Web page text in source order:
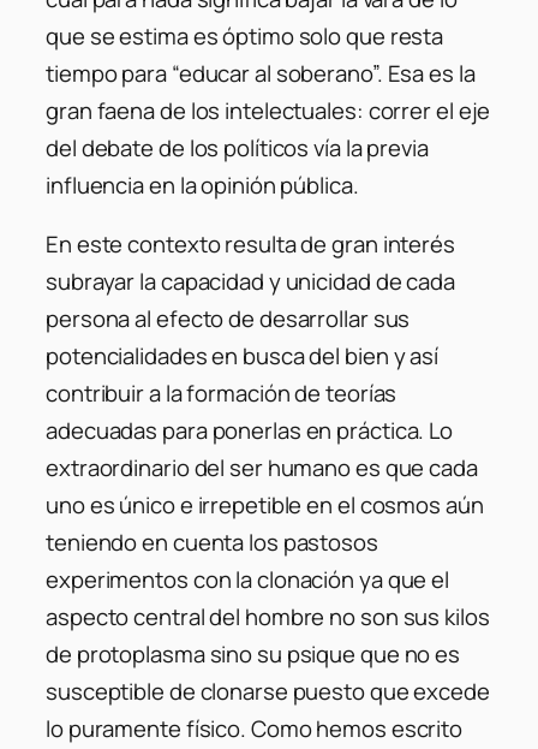
que se estima es óptimo solo que resta
tiempo para “educar al soberano”. Esa es la
gran faena de los intelectuales: correr el eje
del debate de los políticos vía la previa
influencia en la opinión pública.
En este contexto resulta de gran interés
subrayar la capacidad y unicidad de cada
persona al efecto de desarrollar sus
potencialidades en busca del bien y así
contribuir a la formación de teorías
adecuadas para ponerlas en práctica. Lo
extraordinario del ser humano es que cada
uno es único e irrepetible en el cosmos aún
teniendo en cuenta los pastosos
experimentos con la clonación ya que el
aspecto central del hombre no son sus kilos
de protoplasma sino su psique que no es
susceptible de clonarse puesto que excede
lo puramente físico. Como hemos escrito